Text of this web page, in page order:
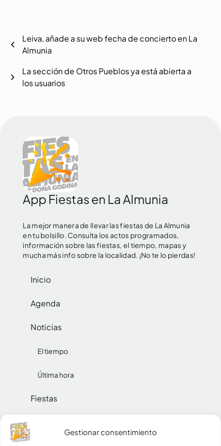
Gestionar consentimiento
chevron_left
Leiva, añade a su web fecha de concierto en La
Almunia
La sección de Otros Pueblos ya está abierta a
los usuarios
chevron_right
App Fiestas en La Almunia
La mejor manera de llevar las fiestas de La Almunia
en tu bolsillo. Consulta los actos programados,
información sobre las fiestas, el tiempo, mapas y
mucha más info sobre la localidad. ¡No te lo pierdas!
Inicio
Agenda
Noticias
El tiempo
Última hora
Fiestas